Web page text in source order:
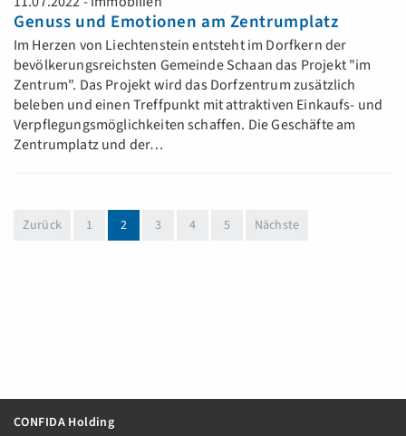
Genuss und Emotionen am Zentrumplatz
Im Herzen von Liechtenstein entsteht im Dorfkern der
bevölkerungsreichsten Gemeinde Schaan das Projekt "im
Zentrum". Das Projekt wird das Dorfzentrum zusätzlich
beleben und einen Treffpunkt mit attraktiven Einkaufs- und
Verpflegungsmöglichkeiten schaffen. Die Geschäfte am
Zentrumplatz und der…
Zurück 1 2(aktuell)
3 4 5 Nächste
CONFIDA Holding